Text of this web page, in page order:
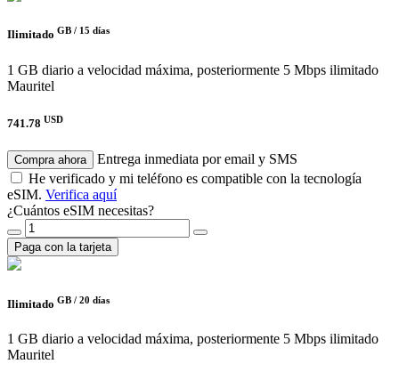
Ilimitado GB / 15 días
1 GB diario a velocidad máxima, posteriormente 5 Mbps ilimitado
Mauritel
741.78 USD
Compra ahora
Entrega inmediata por email y SMS
He verificado y mi teléfono es compatible con la tecnología
eSIM. Verifica aquí
¿Cuántos eSIM necesitas?
Paga con la tarjeta
Ilimitado GB / 20 días
1 GB diario a velocidad máxima, posteriormente 5 Mbps ilimitado
Mauritel